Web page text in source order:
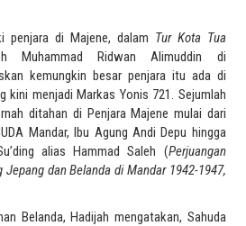
penjara di Majene, dalam Tur Kota Tua
Ridwan Alimuddin di
kemungkin besar penjara itu ada di
kini menjadi Markas Yonis 721. Sejumlah
ditahan di Penjara Majene mulai dari
Mandar, Ibu Agung Andi Depu hingga
alias Hammad Saleh (Perjuangan
dan Belanda di Mandar 1942-1947,
Belanda, Hadijah mengatakan, Sahuda